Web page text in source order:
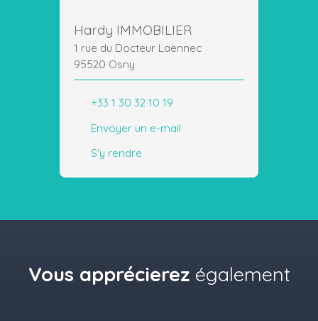
Hardy IMMOBILIER
1 rue du Docteur Laennec
95520 Osny
+33 1 30 32 10 19
Envoyer un e-mail
S'y rendre
Vous apprécierez également